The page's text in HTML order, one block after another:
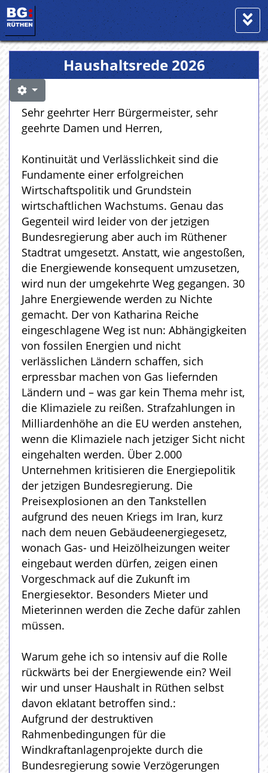
Haushaltsrede 2026
Sehr geehrter Herr Bürgermeister, sehr
geehrte Damen und Herren,
Kontinuität und Verlässlichkeit sind die
Fundamente einer erfolgreichen
Wirtschaftspolitik und Grundstein
wirtschaftlichen Wachstums. Genau das
Gegenteil wird leider von der jetzigen
Bundesregierung aber auch im Rüthener
Stadtrat umgesetzt. Anstatt, wie angestoßen,
die Energiewende konsequent umzusetzen,
wird nun der umgekehrte Weg gegangen. 30
Jahre Energiewende werden zu Nichte
gemacht. Der von Katharina Reiche
eingeschlagene Weg ist nun: Abhängigkeiten
von fossilen Energien und nicht
verlässlichen Ländern schaffen, sich
erpressbar machen von Gas liefernden
Ländern und – was gar kein Thema mehr ist,
die Klimaziele zu reißen. Strafzahlungen in
Milliardenhöhe an die EU werden anstehen,
wenn die Klimaziele nach jetziger Sicht nicht
eingehalten werden. Über 2.000
Unternehmen kritisieren die Energiepolitik
der jetzigen Bundesregierung. Die
Preisexplosionen an den Tankstellen
aufgrund des neuen Kriegs im Iran, kurz
nach dem neuen Gebäudeenergiegesetz,
wonach Gas- und Heizölheizungen weiter
eingebaut werden dürfen, zeigen einen
Vorgeschmack auf die Zukunft im
Energiesektor. Besonders Mieter und
Mieterinnen werden die Zeche dafür zahlen
müssen.
Warum gehe ich so intensiv auf die Rolle
rückwärts bei der Energiewende ein? Weil
wir und unser Haushalt in Rüthen selbst
davon eklatant betroffen sind.:
Aufgrund der destruktiven
Rahmenbedingungen für die
Windkraftanlagenprojekte durch die
Bundesregierung sowie Verzögerungen